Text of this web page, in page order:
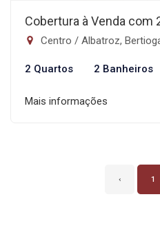
Cobertura à Venda com
Centro / Albatroz,
2 Quartos 2 Banheiros
Mais informações
‹ 1